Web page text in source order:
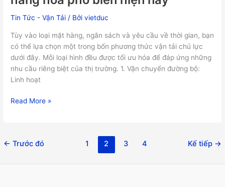
Tin Tức - Vận Tải / Bởivietduc
Tùy vào loại mặt hàng, ngân sách và yêu cầu về thời gian, bạn
có thể lựa chọn một trong bốn phương thức vận tải chủ lực
dưới đây. Mỗi loại hình đều được tối ưu hóa để đáp ứng những
nhu cầu riêng biệt của thị trường. 1. Vận chuyển đường bộ:
Linh hoạt
Read More »
← Trước đó 1 2 3 4 Kế tiếp →